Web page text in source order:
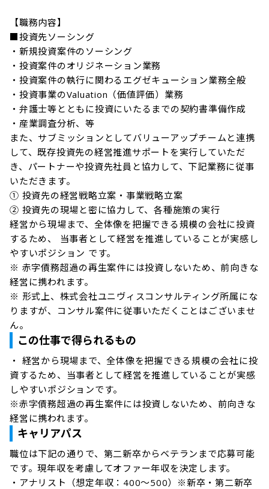
【職務内容】
■投資先ソーシング
・新規投資案件のソーシング
・投資案件のオリジネーション業務
・投資案件の執行に関わるエグゼキューション業務全般
・投資事業のValuation（価値評価）業務
・弁護士等とともに投資にいたるまでの契約書準備作成
・産業調査分析、等
また、サブミッションとしてバリューアップチームと連携
して、既存投資先の経営推進サポートを実行していただ
き、パートナーや投資先社員と協力して、下記業務に従事
いただきます。
① 投資先の経営戦略立案・事業戦略立案
② 投資先の現場と密に協力して、各種施策の実行
経営から現場まで、全体像を把握できる規模の会社に投資
するため、 当事者として経営を推進していることが実感し
やすいポジション です。
※ 赤字債務超過の再生案件には投資しないため、前向きな
経営に携われます。
※ 形式上、株式会社ユニヴィスコンサルティング所属にな
りますが、コンサル案件に従事いただくことはございませ
ん。
この仕事で得られるもの
・ 経営から現場まで、全体像を把握できる規模の会社に投
資するため、当事者として経営を推進していることが実感
しやすいポジションです。
※赤字債務超過の再生案件には投資しないため、前向きな
キャリアパス
職位は下記の通りで、第二新卒からベテランまで応募可能
です。現年収を考慮してオファー年収を決定します。
・アナリスト（想定年収：400～500）※新卒・第二新卒